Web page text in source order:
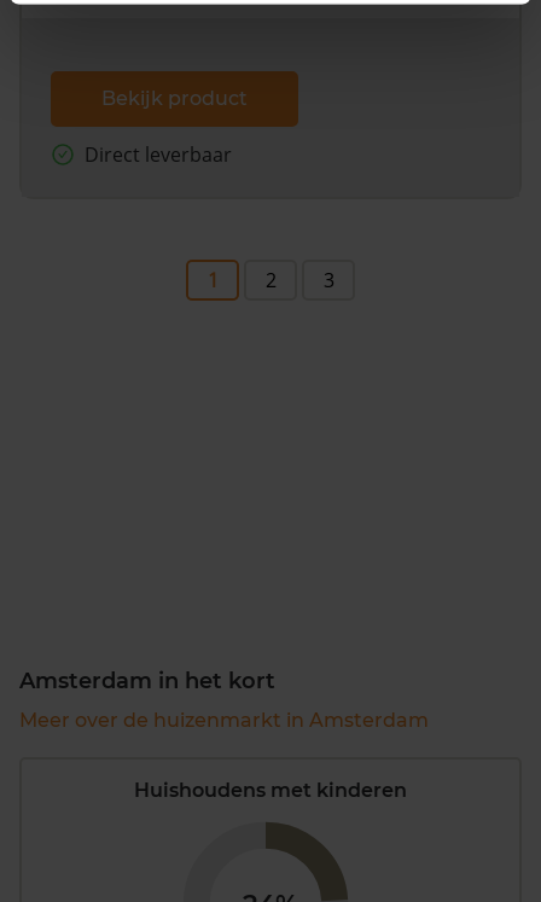
Bekijk product
Direct leverbaar
1 2 3
Amsterdam in het kort
Meer over de huizenmarkt in Amsterdam
Huishoudens met kinderen